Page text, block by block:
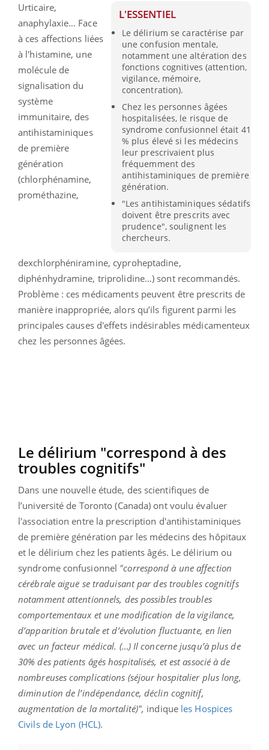
L'ESSENTIEL
Le délirium se caractérise par
une confusion mentale,
notamment une altération des
fonctions cognitives (attention,
vigilance, mémoire,
concentration).
Chez les personnes âgées
hospitalisées, le risque de
syndrome confusionnel était 41
% plus élevé si les médecins
leur prescrivaient plus
fréquemment des
antihistaminiques de première
génération.
"Les antihistaminiques sédatifs
doivent être prescrits avec
prudence", soulignent les
chercheurs.
Urticaire,
anaphylaxie… Face
à ces affections liées
à l'histamine, une
molécule de
signalisation du
système
immunitaire, des
antihistaminiques
de première
génération
(chlorphénamine,
prométhazine,
dexchlorphéniramine, cyproheptadine,
diphénhydramine, triprolidine…) sont recommandés.
Problème : ces médicaments peuvent être prescrits de
manière inappropriée, alors qu’ils figurent parmi les
principales causes d'effets indésirables médicamenteux
chez les personnes âgées.
Le délirium "correspond à des
troubles cognitifs"
Dans une nouvelle étude, des scientifiques de
l’université de Toronto (Canada) ont voulu évaluer
l'association entre la prescription d'antihistaminiques
de première génération par les médecins des hôpitaux
et le délirium chez les patients âgés. Le délirium ou
syndrome confusionnel "correspond à une affection
cérébrale aiguë se traduisant par des troubles cognitifs
notamment attentionnels, des possibles troubles
comportementaux et une modification de la vigilance,
d’apparition brutale et d’évolution fluctuante, en lien
avec un facteur médical. (…) Il concerne jusqu’à plus de
30% des patients âgés hospitalisés, et est associé à de
nombreuses complications (séjour hospitalier plus long,
diminution de l’indépendance, déclin cognitif,
augmentation de la mortalité)", indique les Hospices
Civils de Lyon (HCL).